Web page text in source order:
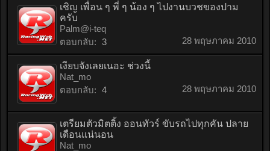
เชิญ เพื่อน ๆ พี่ ๆ น้อง ๆ ไปงานบวชของปาม
ครับ
Palm@i-teq
ตอบกลับ: 3 28 พฤษภาคม 2010
เงียบจังเลยเนอะ ช่วงนี้
Nat_mo
ตอบกลับ: 4 28 พฤษภาคม 2010
เตรียมตัวมิตติ้ง ออนทัวร์ ขับรถไปทุกคัน ปลาย
เดือนแน่นอน
Nat_mo